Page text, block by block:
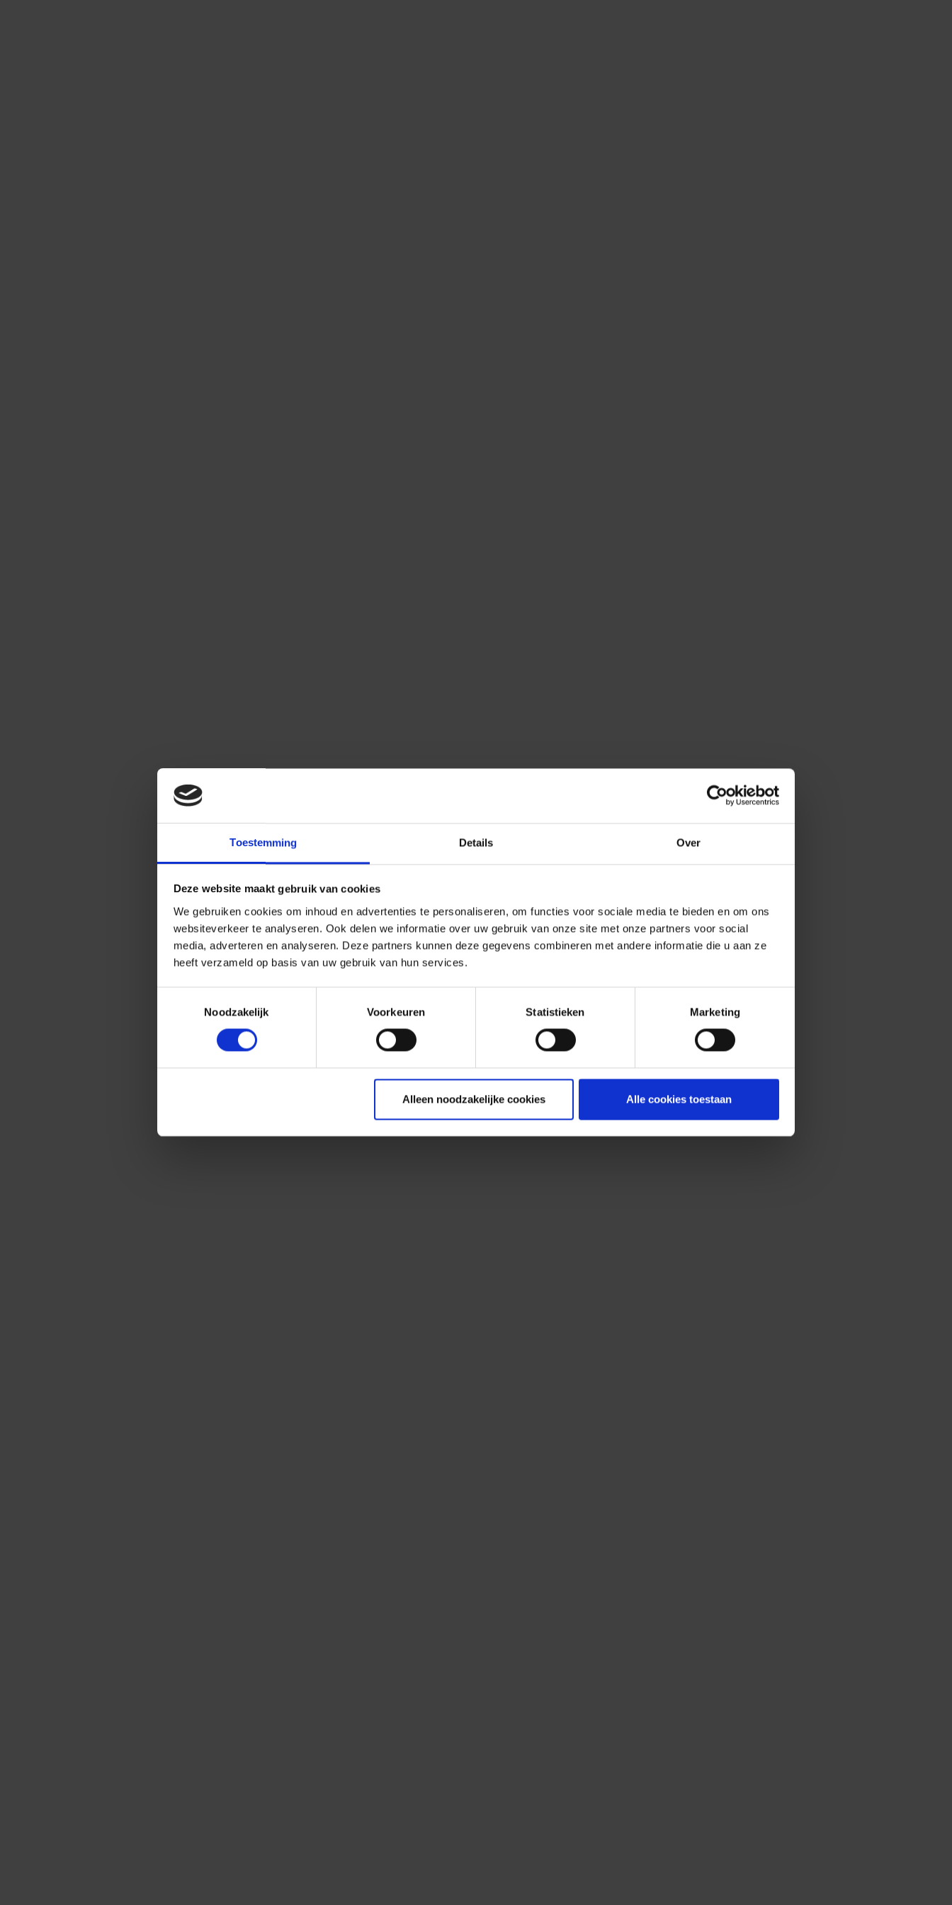
Toestemming Details Over
Deze website maakt gebruik van cookies
We gebruiken cookies om inhoud en advertenties te personaliseren, om functies voor sociale media te bieden en om ons
websiteverkeer te analyseren. Ook delen we informatie over uw gebruik van onze site met onze partners voor social
media, adverteren en analyseren. Deze partners kunnen deze gegevens combineren met andere informatie die u aan ze
heeft verzameld op basis van uw gebruik van hun services.
Noodzakelijk
Voorkeuren Statistieken Marketing
Alleen noodzakelijke cookies Alle cookies toestaan